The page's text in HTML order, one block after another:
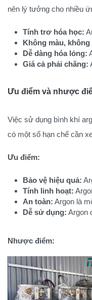
nên lý tưởng cho nhiều
Tính trơ hóa học:
Không màu,
Dễ dàng hóa lỏng:
Giá cả phải chăng:
Ưu điểm và nhược
Việc sử dụng bình khí
có một số hạn chế cần
Ưu điểm:
Bảo vệ hiệu quả:
Tính linh hoạt:
An toàn: Argon là
Dễ sử dụng: Argon
Nhược điểm: